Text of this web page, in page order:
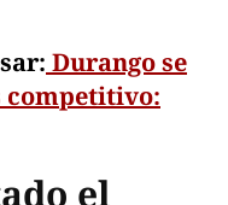
Durango se
competitivo:
el